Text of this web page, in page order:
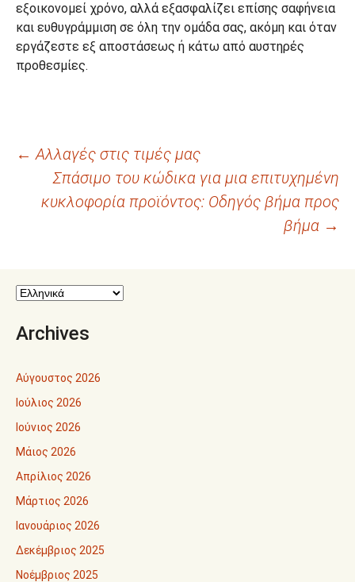
εξοικονομεί χρόνο, αλλά εξασφαλίζει επίσης σαφήνεια
και ευθυγράμμιση σε όλη την ομάδα σας, ακόμη και όταν
εργάζεστε εξ αποστάσεως ή κάτω από αυστηρές
προθεσμίες.
Πλοήγηση
άρθρων
← Αλλαγές στις τιμές μας
Σπάσιμο του κώδικα για μια επιτυχημένη
κυκλοφορία προϊόντος: Οδηγός βήμα προς
βήμα →
Archives
Αύγουστος 2026
Ιούλιος 2026
Ιούνιος 2026
Μάιος 2026
Απρίλιος 2026
Μάρτιος 2026
Ιανουάριος 2026
Δεκέμβριος 2025
Νοέμβριος 2025